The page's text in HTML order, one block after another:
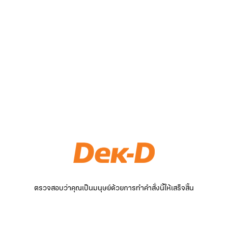
ตรวจสอบว่าคุณเป็นมนุษย์ด้วยการทำคำสั่งนี้ให้เสร็จสิ้น